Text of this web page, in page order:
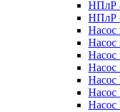
НПлР
НПлР
Насос
Насос
Насос
Насос
Насос
Насос
Насос